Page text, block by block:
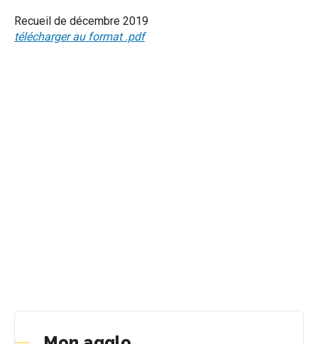
Recueil de décembre 2019
télécharger au format .pdf